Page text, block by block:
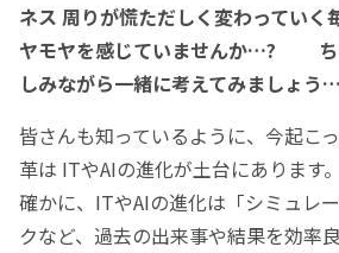
ネス 周りが慌ただしく変わっていく
ヤモヤを感じていませんか…? ち
しみながら一緒に考えてみましょう…
皆さんも知っているように、今起こ
革は ITやAIの進化が土台にあります。
確かに、ITやAIの進化は「シミュレ
クなど、過去の出来事や結果を効率